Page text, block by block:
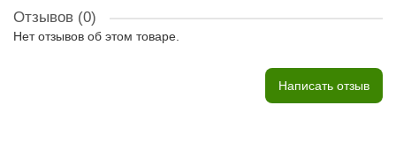
Отзывов (0)
Нет отзывов об этом товаре.
Написать отзыв